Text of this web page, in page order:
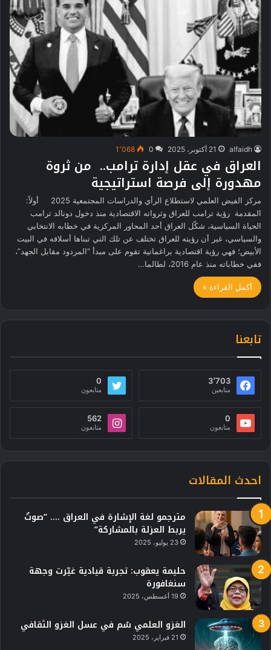
alfaidh 21 أكتوبر، 2025 0 1٬068
العراق في عقل إدارة ترامب.. من ثروة
مهدورة إلى فرصة استراتيجية
مركز الفيض العلمي لاستطلاع الرأي والدراسات المجتمعية 2025 أولاً:
المقدمة رؤية ترامب للعراق وثرواته الاقتصادية منذ دخول دونالد ترامب
الحياة السياسية، شكّل العراق أحد المحاور المركزية في خطابه الانتخابي
والسياسي، غير أن رؤيته للعراق تختلف عن تلك التي تبناها أسلافه في البيت
الأبيض؛ فهي رؤية اقتصادية براغماتية تقوم على مبدأ “المردود مقابل الجهد”،
ففي خطاباته منذ عام 2016، لطالما…
أكمل القراءة »
تابعنا
3٬703
متابعين
0
متابعون
0
متابعون
562
متابعون
احدث المقالات
مترجمو لغة الإشارة في العراق …. “صوتٌ
يربط العزلة بالمشاركة”
23 يوليو، 2025
حليمة يعقوب: تجربة قيادية غيّرت وجهة
سنغافورة
19 أغسطس، 2025
الغزو العلمي سُم في عسل الغزو الثقافي
21 فبراير، 2025